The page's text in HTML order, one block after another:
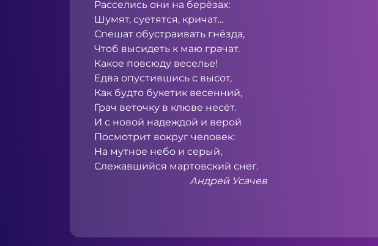
Расселись они на берёзах:
Шумят, суетятся, кричат…
Спешат обустраивать гнёзда,
Чтоб высидеть к маю грачат.
Какое повсюду веселье!
Едва опустившись с высот,
Как будто букетик весенний,
Грач веточку в клюве несёт.
И с новой надеждой и верой
Посмотрит вокруг человек:
На мутное небо и серый,
Слежавшийся мартовский снег.
Андрей Усачев